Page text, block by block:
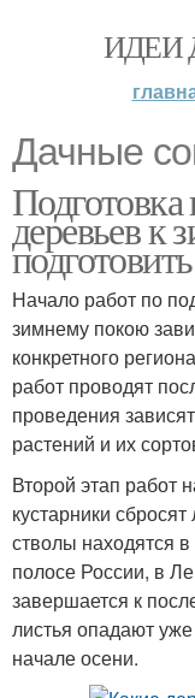
ИДЕИ
Дачные
Подготовка
деревьев к
Начало работ по
зимнему покою
конкретного
работ проводят
проведения
растений и их
Второй этап работ
кустарники
стволы находятся
полосе России, в
завершается к
листья опадают
начале осени.